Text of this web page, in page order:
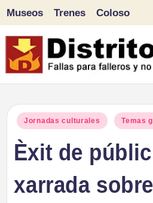
Saltar
al
Museos Trenes Coloso
Publicado
Jornadas culturales Temas
Èxit de
xarrada sobre